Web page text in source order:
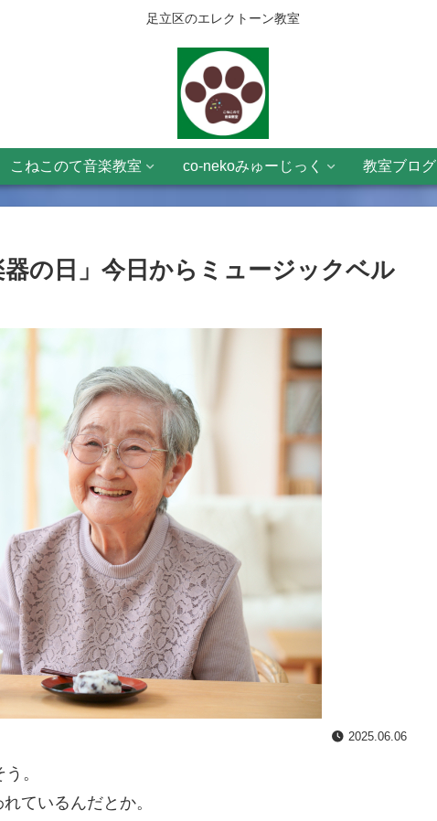
足立区のエレクトーン教室
こねこのて音楽教室 co-nekoみゅーじっく 教室ブログ
の日」今日からミュージックベル
2025.06.06
。
ているんだとか。